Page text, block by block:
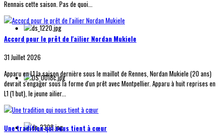
Rennais cette saison. Pas de quoi...
Accord pour le prêt de l'ailier Nordan Mukiele
31 Juillet 2026
Apparu en L1 la saison dernière sous le maillot de Rennes, Nordan Mukiele (20 ans)
devrait s'engager sous la forme d'un prêt avec Montpellier. Apparu à huit reprises en
L1 (1 but), le jeune ailier...
Une tradition qui nous tient à cœur